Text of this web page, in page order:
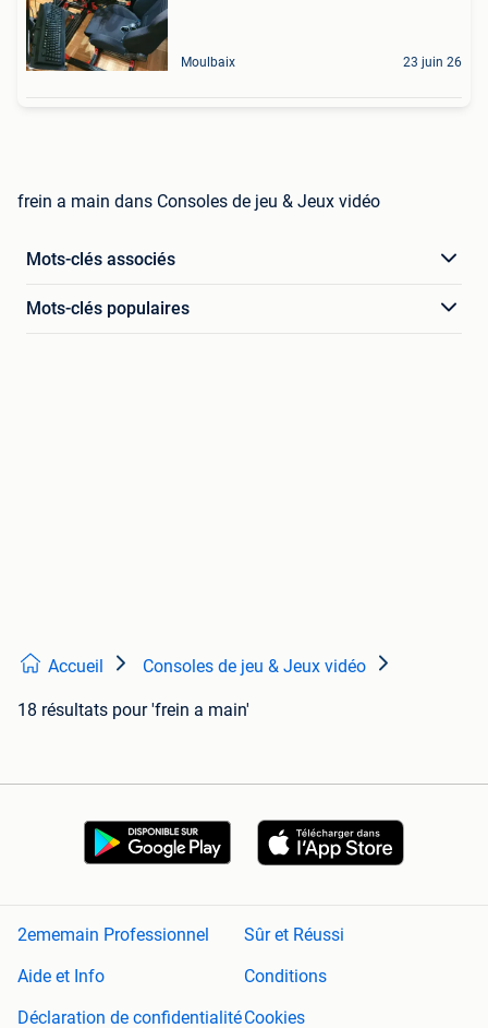
Moulbaix 23 juin 26
frein a main dans Consoles de jeu & Jeux vidéo
Mots-clés associés
Mots-clés populaires
Accueil Consoles de jeu & Jeux vidéo
18 résultats pour 'frein a main'
2ememain Professionnel
Sûr et Réussi
Aide et Info
Conditions
Déclaration de confidentialitéCookies